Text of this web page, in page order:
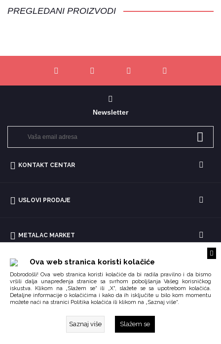
Ova web stranica koristi kolačiće
Dobrodošli! Ova web stranica koristi kolačiće da bi radila pravilno i da bismo
vršili dalja unapređenja stranice sa svrhom poboljšanja Vašeg korisničkog
iskustva. Klikom na „Slažem se“ ili „X“, slažete se sa upotrebom kolačića.
Detaljne informacije o kolačićima i kako da ih isključite u bilo kom momentu
možete naći na stranici Politika kolačića ili klikom na „Saznaj više“.
Saznaj više Slažem se
PREGLEDANI PROIZVODI
Newsletter
KONTAKT CENTAR
USLOVI PRODAJE
METALAC MARKET
Copyright © 2026 Impoqo.